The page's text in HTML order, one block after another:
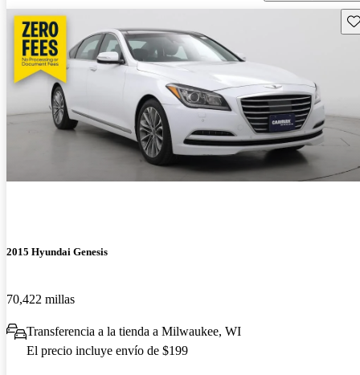
2015 Hyundai Genesis
70,422 millas
Transferencia a la tienda a Milwaukee, WI
El precio incluye envío de $199